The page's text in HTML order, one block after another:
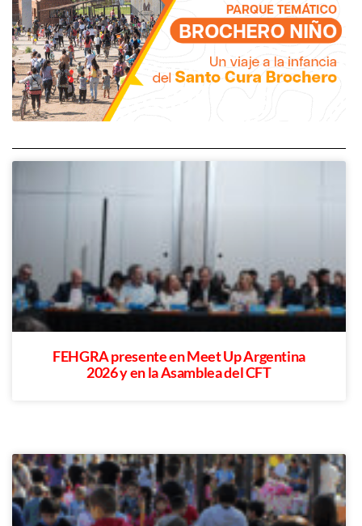
FEHGRA presente en Meet Up Argentina
2026 y en la Asamblea del CFT